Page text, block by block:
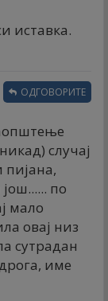
иставка.
случај
пијана,
по
мало
овај низ
сутрадан
име
ОДГОВОРИТЕ